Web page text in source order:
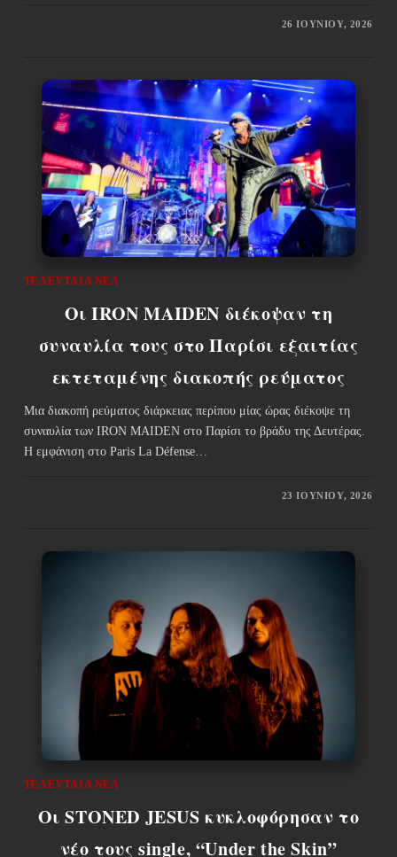
26 ΙΟΥΝΊΟΥ, 2026
ΤΕΛΕΥΤΑΊΑ ΝΈΑ
Οι IRON MAIDEN διέκοψαν τη
συναυλία τους στο Παρίσι εξαιτίας
εκτεταμένης διακοπής ρεύματος
Μια διακοπή ρεύματος διάρκειας περίπου μίας ώρας διέκοψε τη
συναυλία των IRON MAIDEN στο Παρίσι το βράδυ της Δευτέρας.
Η εμφάνιση στο Paris La Défense…
23 ΙΟΥΝΊΟΥ, 2026
ΤΕΛΕΥΤΑΊΑ ΝΈΑ
Οι STONED JESUS κυκλοφόρησαν το
νέο τους single, “Under the Skin”